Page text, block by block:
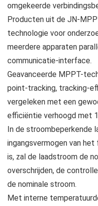
omgekeerde
Producten uit de
technologie voor
meerdere apparaten
communicatie-interface.
Geavanceerde MPPT-
point-tracking, tracking-
vergeleken met een
efficiëntie verhoogd met
In de stroombeperkende
ingangsvermogen van
is, zal de laadstroom de
overschrijden, de
de nominale stroom.
Met interne